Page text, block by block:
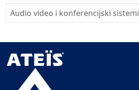
Audio video i konferencijski sistemi